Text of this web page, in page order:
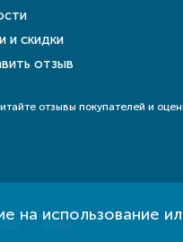
на использование
и скидки
отзыв